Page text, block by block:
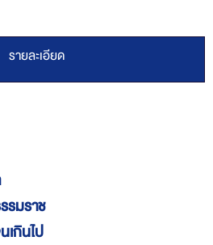
รายละเอียด
รมราช
เกินไป